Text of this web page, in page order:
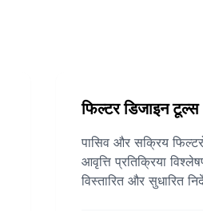
फिल्टर डिजाइन टूल्स
पासिव और सक्रिय
आवृत्ति प्रतिक्रिया
विस्तारित और सुधारित